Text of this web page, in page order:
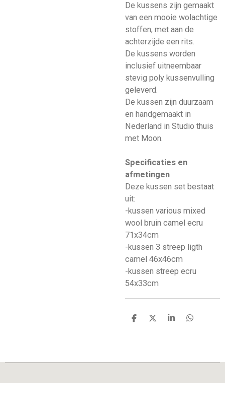
De kussens zijn gemaakt
van een mooie wolachtige
stoffen, met aan de
achterzijde een rits.
De kussens worden
inclusief uitneembaar
stevig poly kussenvulling
geleverd.
De kussen zijn duurzaam
en handgemaakt in
Nederland in Studio thuis
met Moon.
Specificaties en
afmetingen
Deze kussen set bestaat
uit:
-kussen various mixed
wool bruin camel ecru
71x34cm
-kussen 3 streep ligth
camel 46x46cm
-kussen streep ecru
54x33cm
D
D
S
D